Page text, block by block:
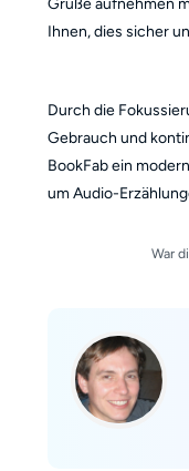
Ihnen, dies sicher
Durch die
Gebrauch und
BookFab ein
um Audio-
War